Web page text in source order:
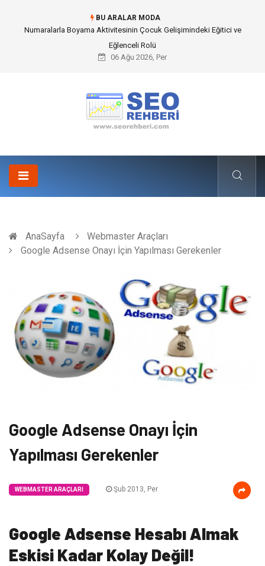
BU ARALAR MODA
Mobil Çit Kültürü and Geçici Alan Yönetimindeki Fonksiyonel Rolü
06 Ağu 2026, Per
AnaSayfa
Webmaster Araçları
Google Adsense Onayı İçin Yapılması Gerekenler
Google Adsense Onayı İçin
Yapılması Gerekenler
WEBMASTER ARAÇLARI Şub 2013, Per
Google Adsense Hesabı Almak
Eskisi Kadar Kolay Değil!